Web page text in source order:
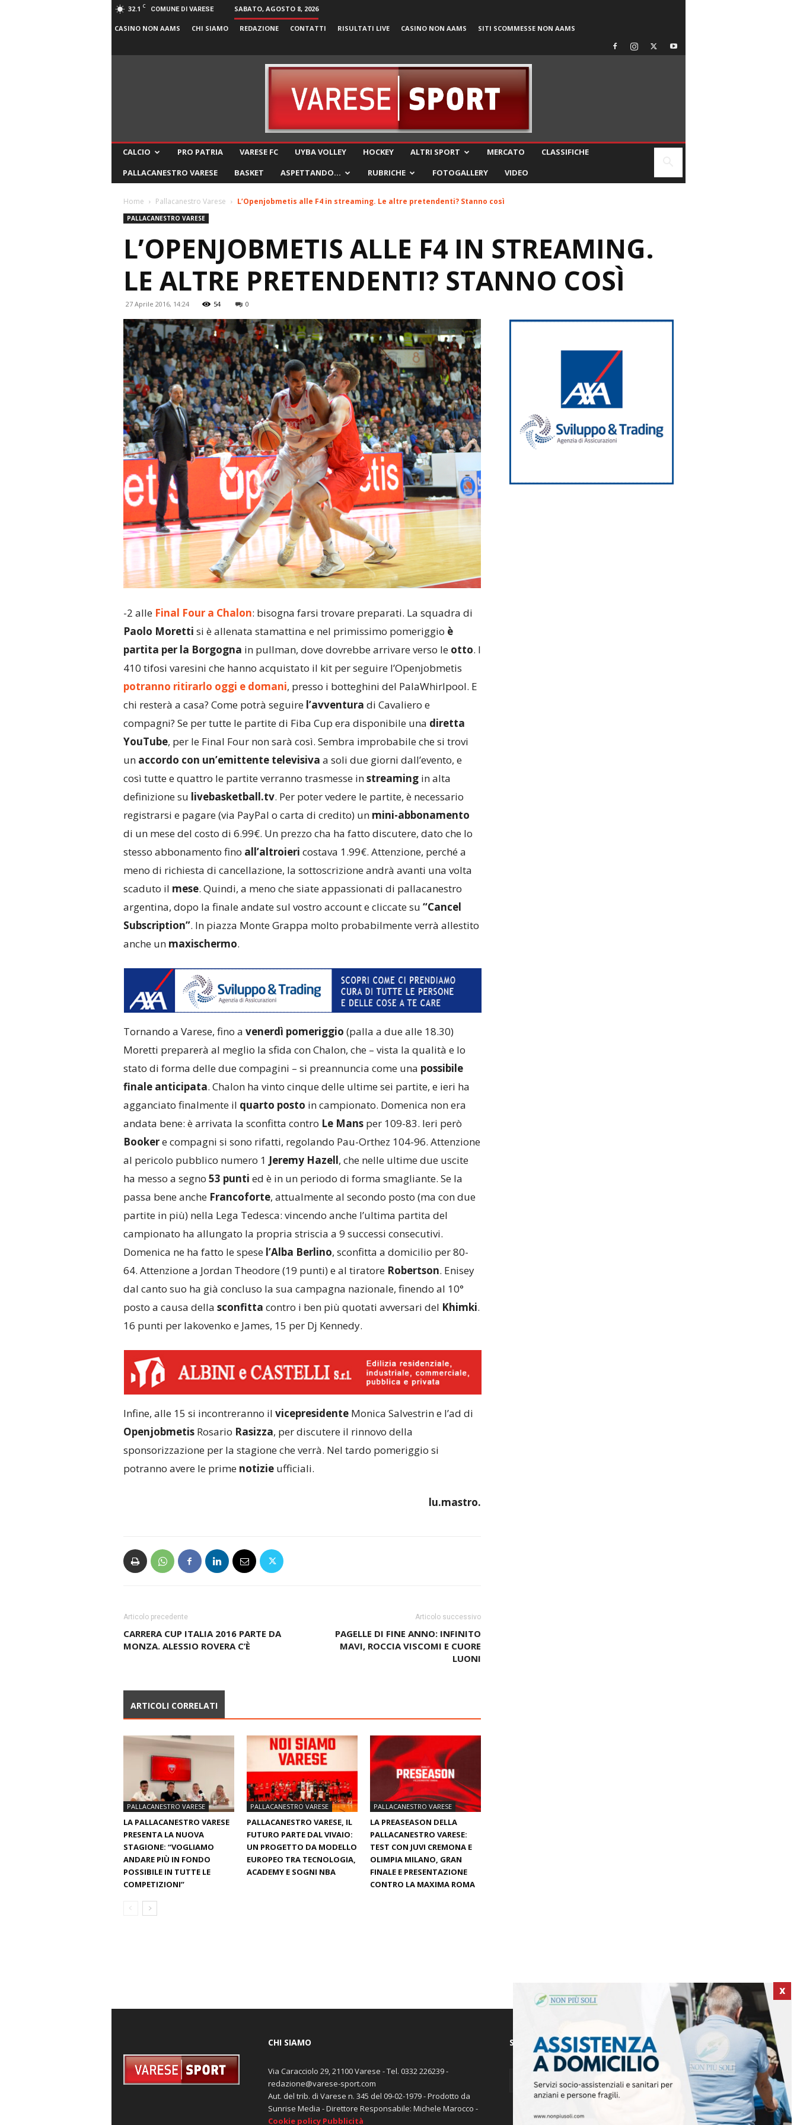
32.1 C COMUNE DI VARESE SABATO, AGOSTO 8, 2026
CASINO NON AAMS CHI SIAMO REDAZIONE CONTATTI RISULTATI LIVE CASINO NON AAMS SITI SCOMMESSE NON AAMS
CALCIO PRO PATRIA VARESE FC UYBA VOLLEY HOCKEY ALTRI SPORT MERCATO
CLASSIFICHE
PALLACANESTRO VARESE
BASKET ASPETTANDO… RUBRICHE FOTOGALLERY VIDEO
Home Pallacanestro Varese L’Openjobmetis alle F4 in streaming. Le altre pretendenti? Stanno così
PALLACANESTRO VARESE
L’OPENJOBMETIS ALLE F4 IN STREAMING.
LE ALTRE PRETENDENTI? STANNO COSÌ
27 Aprile 2016, 14:24 54 0
-2 alle Final Four a Chalon: bisogna farsi trovare preparati. La squadra di
Paolo Moretti si è allenata stamattina e nel primissimo pomeriggio è
partita per la Borgogna in pullman, dove dovrebbe arrivare verso le otto. I
410 tifosi varesini che hanno acquistato il kit per seguire l’Openjobmetis
potranno ritirarlo oggi e domani, presso i botteghini del PalaWhirlpool. E
chi resterà a casa? Come potrà seguire l’avventura di Cavaliero e
compagni? Se per tutte le partite di Fiba Cup era disponibile una diretta
YouTube, per le Final Four non sarà così. Sembra improbabile che si trovi
un accordo con un’emittente televisiva a soli due giorni dall’evento, e
così tutte e quattro le partite verranno trasmesse instreamingin alta
definizione su livebasketball.tv. Per poter vedere le partite, è necessario
registrarsi e pagare (via PayPal o carta di credito) un mini-abbonamento
di un mese del costo di 6.99€. Un prezzo cha ha fatto discutere, dato che lo
stesso abbonamento fino all’altroieri costava 1.99€. Attenzione, perché a
meno di richiesta di cancellazione, la sottoscrizione andrà avanti una volta
scaduto il mese. Quindi, a meno che siate appassionati di pallacanestro
argentina, dopo la finale andate sul vostro account e cliccate su “Cancel
Subscription”. In piazza Monte Grappa molto probabilmente verrà allestito
anche un maxischermo.
Tornando a Varese, fino a venerdì pomeriggio (palla a due alle 18.30)
Moretti preparerà al meglio la sfida con Chalon, che – vista la qualità e lo
stato di forma delle due compagini – si preannuncia come una possibile
finale anticipata. Chalon ha vinto cinque delle ultime sei partite, e ieri ha
agganciato finalmente il quarto posto in campionato. Domenica non era
andata bene: è arrivata la sconfitta contro Le Mansper 109-83. Ieri però
Bookere compagni si sono rifatti, regolando Pau-Orthez 104-96. Attenzione
al pericolo pubblico numero 1 Jeremy Hazell, che nelle ultime due uscite
ha messo a segno 53 punti ed è in un periodo di forma smagliante. Se la
passa bene anche Francoforte, attualmente al secondo posto (ma con due
partite in più) nella Lega Tedesca: vincendo anche l’ultima partita del
campionato ha allungato la propria striscia a 9 successi consecutivi.
Domenica ne ha fatto le spese l’Alba Berlino, sconfitta a domicilio per 80-
64. Attenzione a Jordan Theodore (19 punti) e al tiratore Robertson. Enisey
dal canto suo ha già concluso la sua campagna nazionale, finendo al 10°
posto a causa della sconfitta contro i ben più quotati avversari del Khimki.
16 punti per Iakovenko e James, 15 per Dj Kennedy.
Infine, alle 15 si incontreranno il vicepresidenteMonica Salvestrin e l’ad di
OpenjobmetisRosario Rasizza, per discutere il rinnovo della
sponsorizzazione per la stagione che verrà. Nel tardo pomeriggio si
potranno avere le prime notizieufficiali.
lu.mastro.
Articolo precedente
CARRERA CUP ITALIA 2016 PARTE DA
MONZA. ALESSIO ROVERA C’È
Articolo successivo
PAGELLE DI FINE ANNO: INFINITO
MAVI, ROCCIA VISCOMI E CUORE
LUONI
ARTICOLI CORRELATI
PALLACANESTRO VARESE
LA PALLACANESTRO VARESE
PRESENTA LA NUOVA
STAGIONE: “VOGLIAMO
ANDARE PIÙ IN FONDO
POSSIBILE IN TUTTE LE
COMPETIZIONI”
PALLACANESTRO VARESE
PALLACANESTRO VARESE, IL
FUTURO PARTE DAL VIVAIO:
UN PROGETTO DA MODELLO
EUROPEO TRA TECNOLOGIA,
ACADEMY E SOGNI NBA
PALLACANESTRO VARESE
LA PREASEASON DELLA
PALLACANESTRO VARESE:
TEST CON JUVI CREMONA E
OLIMPIA MILANO, GRAN
FINALE E PRESENTAZIONE
CONTRO LA MAXIMA ROMA
X
CHI SIAMO
Via Caracciolo 29, 21100 Varese - Tel. 0332 226239 -
redazione@varese-sport.com
Aut. del trib. di Varese n. 345 del 09-02-1979 - Prodotto da
Sunrise Media - Direttore Responsabile: Michele Marocco -
Cookie policy Pubblicità
SEGUICI